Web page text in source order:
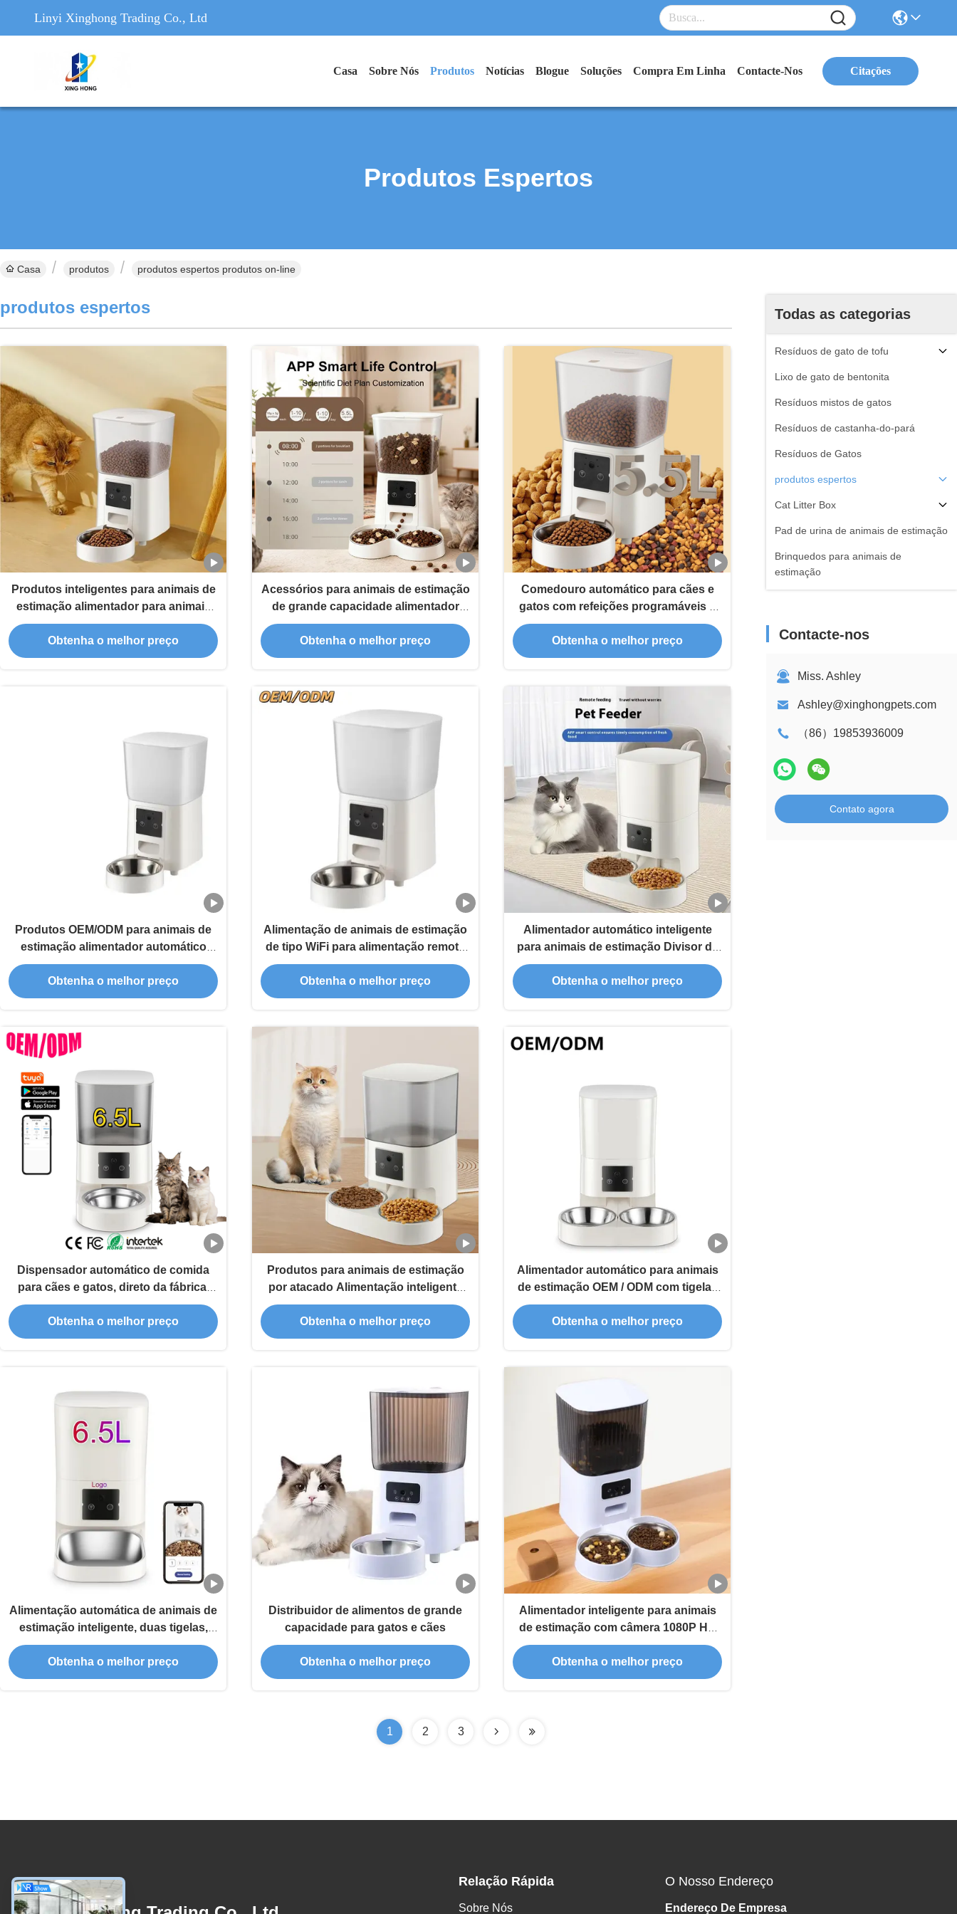
Linyi Xinghong Trading Co., Ltd
Casa Sobre Nós Produtos Notícias Blogue Soluções Compra Em Linha Contacte-Nos Citações
Produtos Espertos
Casa produtos produtos espertos produtos on-line
Todas as categorias
Resíduos de gato de tofu
Lixo de gato de bentonita
Resíduos mistos de gatos
Resíduos de castanha-do-pará
Resíduos de Gatos
produtos espertos
Cat Litter Box
Pad de urina de animais de estimação
Brinquedos para animais de
estimação
Contacte-nos
Miss. Ashley
Ashley@xinghongpets.com
（86）19853936009
Contato agora
produtos espertos
Produtos inteligentes para animais de
estimação alimentador para animais
de estimação com gravador de voz de
alimentação programada e controle de
aplicativos
Obtenha o melhor preço
Acessórios para animais de estimação
de grande capacidade alimentador
automático para animais de estimação
para gatos e cães alimentação diária
Obtenha o melhor preço
Comedouro automático para cães e
gatos com refeições programáveis ​​e
gravação de voz
Obtenha o melhor preço
Produtos OEM/ODM para animais de
estimação alimentador automático
inteligente para animais de estimação
com controle de aplicativo WiFi e
alimentação cronometrada
Obtenha o melhor preço
Alimentação de animais de estimação
de tipo WiFi para alimentação remota
Estação de alimentação automática
programada para cães e gatos
Obtenha o melhor preço
Alimentador automático inteligente
para animais de estimação Divisor de
2 vias Tigelas duplas WiFi
Dispensador de comida para cães e
gatos
Obtenha o melhor preço
Dispensador automático de comida
para cães e gatos, direto da fábrica,
tigelas duplas, fácil limpeza,
alimentador inteligente para animais
de estimação
Obtenha o melhor preço
Produtos para animais de estimação
por atacado Alimentação inteligente
para animais de estimação Double
Bowls WiFi Automatic Food Dispenser
App Control For Multi-Cat
Obtenha o melhor preço
Alimentador automático para animais
de estimação OEM / ODM com tigelas
duplas de aço inoxidável e
temporizador inteligente para
dispensador de alimentos
Obtenha o melhor preço
Alimentação automática de animais de
estimação inteligente, duas tigelas,
distribuidor de alimentos para cães e
gatos Wifi, multi-animais de estimação
Obtenha o melhor preço
Distribuidor de alimentos de grande
capacidade para gatos e cães
Obtenha o melhor preço
Alimentador inteligente para animais
de estimação com câmera 1080P HD
WiFi dispensador automático de
comida para cães e gatos
Obtenha o melhor preço
1 2 3
Contacte-Nos Relação Rápida
Sobre Nós
O Nosso Endereço
Endereço De Empresa